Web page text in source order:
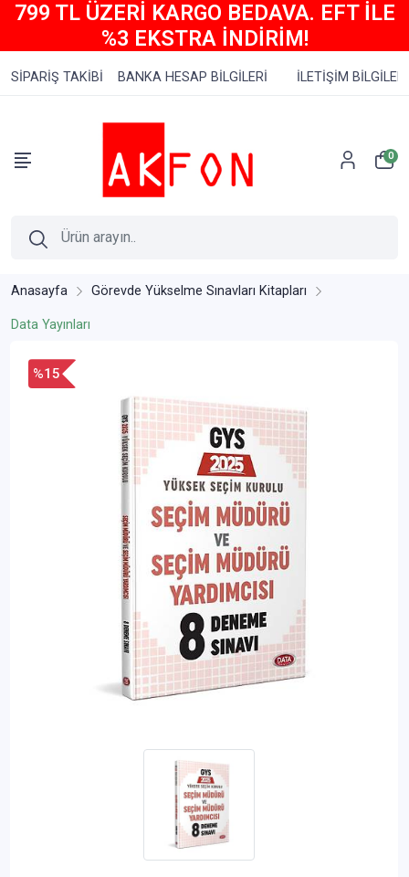
799 TL ÜZERİ KARGO BEDAVA. EFT İLE
%3 EKSTRA İNDİRİM!
SİPARİŞ TAKİBİ BANKA HESAP BİLGİLERİ İLETİŞİM BİLGİLERİ
0
Anasayfa Görevde Yükselme Sınavları Kitapları
Data Yayınları
%15